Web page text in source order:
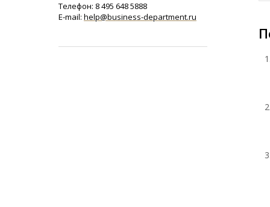
Телефон: 8 495 648 5888
E-mail: help@business-department.ru